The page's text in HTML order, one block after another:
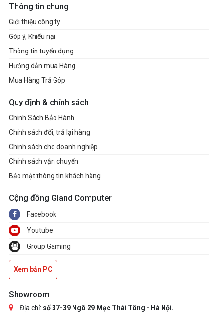
Thông tin chung
Giới thiệu công ty
Góp ý, Khiếu nại
Thông tin tuyển dụng
Hướng dẫn mua Hàng
Mua Hàng Trả Góp
Quy định & chính sách
Chính Sách Bảo Hành
Chính sách đổi, trả lại hàng
Chính sách cho doanh nghiệp
Chính sách vận chuyển
Bảo mật thông tin khách hàng
Cộng đồng Gland Computer
Facebook
Youtube
Group Gaming
Xem bản PC
Showroom
Địa chỉ: số 37-39 Ngõ 29 Mạc Thái Tông - Hà Nội.